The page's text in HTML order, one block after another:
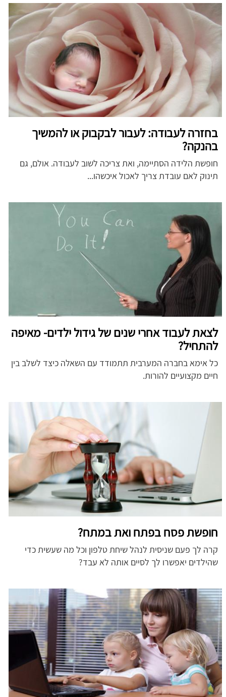
בחזרה לעבודה: לעבור לבקבוק או להמשיך
בהנקה?
חופשת הלידה הסתיימה, ואת צריכה לשוב לעבודה. אולם, גם
תינוק לאם עובדת צריך לאכול איכשהו...
לצאת לעבוד אחרי שנים של גידול ילדים- מאיפה
להתחיל?
כל אימא בחברה המערבית תתמודד עם השאלה כיצד לשלב בין
חיים מקצועיים להורות.
חופשת פסח בפתח ואת במתח?
קרה לך פעם שניסית לנהל שיחת טלפון וכל מה שעשית כדי
שהילדים יאפשרו לך לסיים אותה לא עבד?